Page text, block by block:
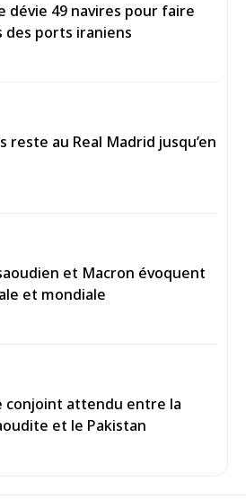
dévie 49 navires pour faire
des ports iraniens
reste au Real Madrid jusqu’en
et Macron évoquent
et mondiale
conjoint attendu entre la
et le Pakistan